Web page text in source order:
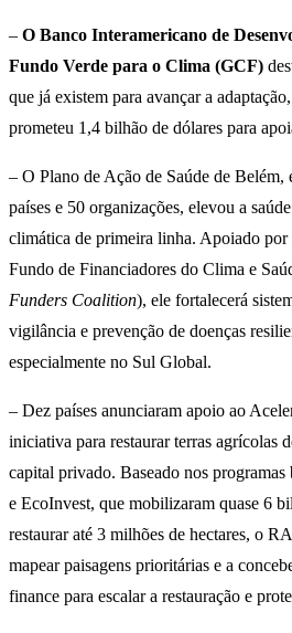
– O Banco Interamericano de
Fundo Verde para o Clima (GCF)
que já existem para avançar a
prometeu 1,4 bilhão de dólares para
– O Plano de Ação de Saúde de Belém,
países e 50 organizações, elevou a
climática de primeira linha. Apoiado
Fundo de Financiadores do Clima e
Funders Coalition), ele fortalecerá
vigilância e prevenção de doenças
especialmente no Sul Global.
– Dez países anunciaram apoio ao
iniciativa para restaurar terras agrícolas
capital privado. Baseado nos
e EcoInvest, que mobilizaram quase 6
restaurar até 3 milhões de hectares, o
mapear paisagens prioritárias e a
finance para escalar a restauração e